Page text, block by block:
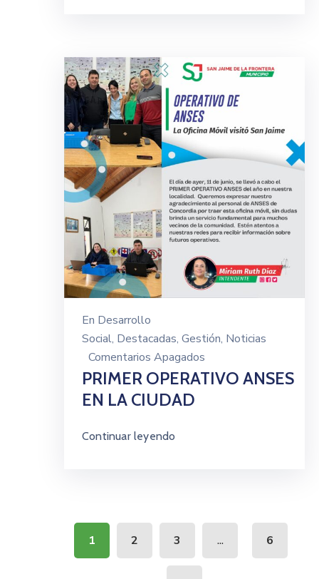
En Desarrollo
Social‚ Destacadas‚ Gestión‚ Noticias
Comentarios Apagados
PRIMER OPERATIVO ANSES
EN LA CIUDAD
Continuar leyendo
1 2 3 ... 6